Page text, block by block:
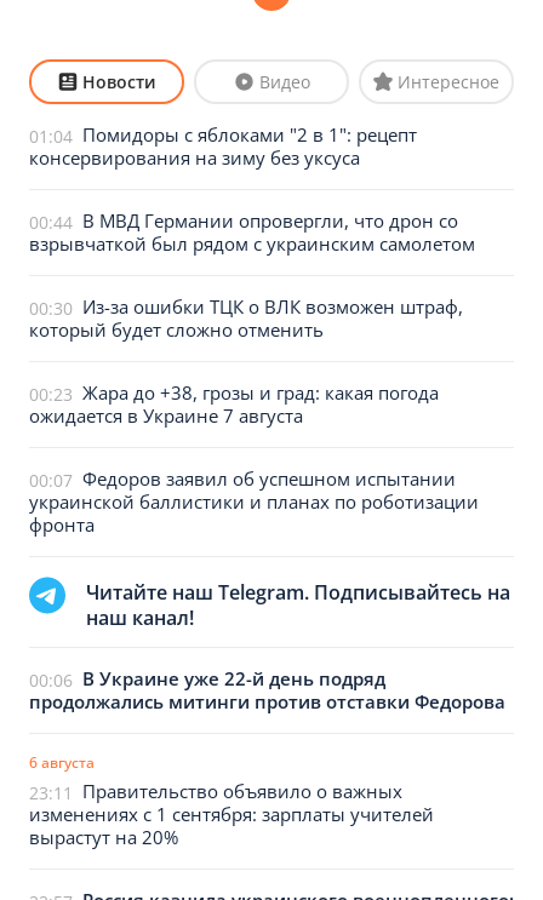
Новости Видео Интересное
01:04 Помидоры с яблоками "2 в 1": рецепт
консервирования на зиму без уксуса
00:44 В МВД Германии опровергли, что дрон со
взрывчаткой был рядом с украинским самолетом
00:30 Из-за ошибки ТЦК о ВЛК возможен штраф,
который будет сложно отменить
00:23 Жара до +38, грозы и град: какая погода
ожидается в Украине 7 августа
00:07 Федоров заявил об успешном испытании
украинской баллистики и планах по роботизации
фронта
Читайте наш Telegram. Подписывайтесь на
наш канал!
00:06 В Украине уже 22-й день подряд
продолжались митинги против отставки Федорова
6 августа
23:11
Правительство объявило о важных
изменениях с 1 сентября: зарплаты учителей
вырастут на 20%